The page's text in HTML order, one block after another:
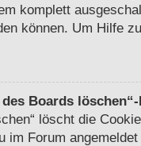
komplett
können. Um Hilfe
Boards
löscht die
im Forum